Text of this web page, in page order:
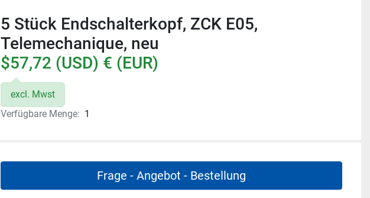
5 Stück Endschalterkopf, ZCK E05,
Telemechanique, neu
$57,72 (USD) € (EUR)
excl. Mwst
Verfügbare Menge: 1
Frage - Angebot - Bestellung